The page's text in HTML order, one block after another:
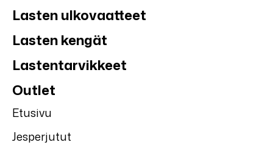
Lasten ulkovaatteet
Lasten kengät
Lastentarvikkeet
Outlet
Etusivu
Jesperjutut